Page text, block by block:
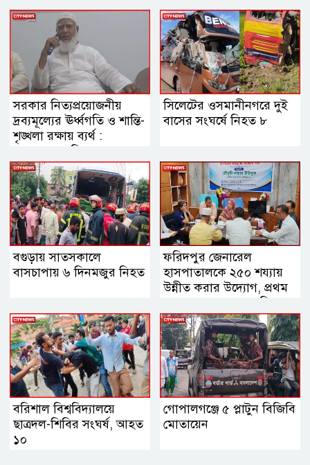
সরকার নিত্যপ্রয়োজনীয়
দ্রব্যমূল্যের ঊর্ধ্বগতি ও শান্তি-
শৃঙ্খলা রক্ষায় ব্যর্থ :
জামায়াত আমির
সিলেটের ওসমানীনগরে দুই
বাসের সংঘর্ষে নিহত ৮
বগুড়ায় সাতসকালে
বাসচাপায় ৬ দিনমজুর নিহত
ফরিদপুর জেনারেল
হাসপাতালকে ২৫০ শয্যায়
উন্নীত করার উদ্যোগ, প্রথম
ব্যবস্থাপনা সভায় এমপি
নায়াব ইউসুফ
বরিশাল বিশ্ববিদ্যালয়ে
ছাত্রদল-শিবির সংঘর্ষ, আহত
১০
গোপালগঞ্জে ৫ প্লাটুন বিজিবি
মোতায়েন